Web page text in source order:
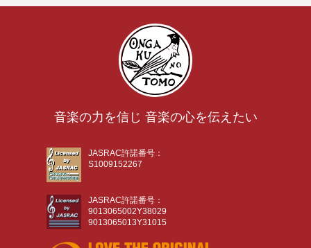
音楽の力を信じ 音楽の心を伝えたい
JASRAC許諾番号：
S1009152267
JASRAC許諾番号：
9013065002Y38029
9013065013Y31015